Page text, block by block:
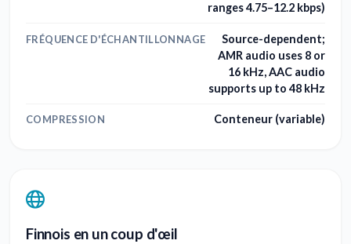
ranges 4.75–12.2 kbps)
FRÉQUENCE D'ÉCHANTILLONNAGE
Source-dependent;
AMR audio uses 8 or
16 kHz, AAC audio
supports up to 48 kHz
COMPRESSION Conteneur (variable)
Finnois en un coup d'œil